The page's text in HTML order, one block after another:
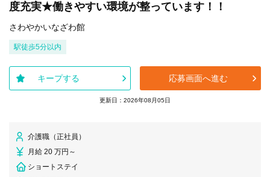
度充実★働きやすい環境が整っています！！
さわやかいなざわ館
駅徒歩5分以内
キープする 応募画面へ進む
更新日：2026年08月05日
介護職（正社員）
月給 20 万円～
ショートステイ